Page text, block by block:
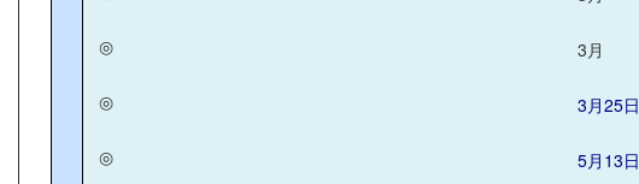
◎ 3月
◎ 3月25日
◎ 5月13日